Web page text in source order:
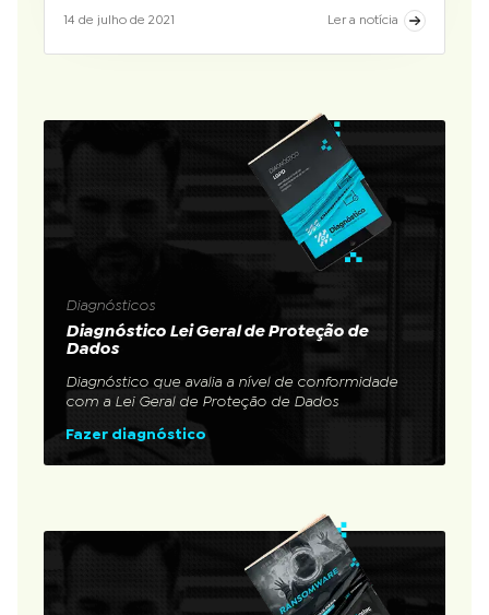
14 de julho de 2021 Ler a notícia
Diagnósticos
Diagnóstico Lei Geral de Proteção de
Dados
Diagnóstico que avalia a nível de conformidade
com a Lei Geral de Proteção de Dados
Fazer diagnóstico